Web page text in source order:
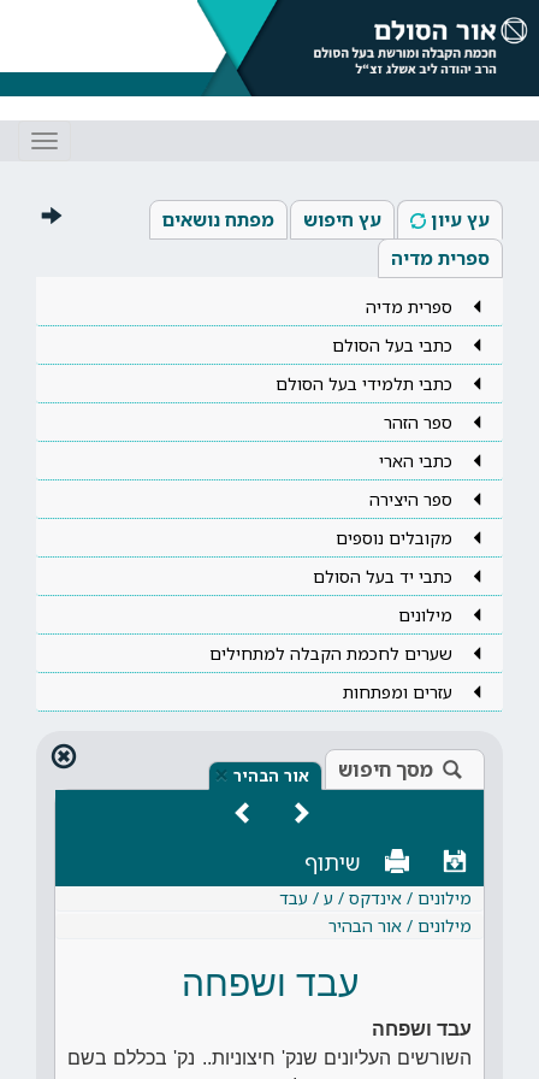
עץ עיון עץ חיפוש
מפתח נושאים
ספרית מדיה
ספרית מדיה
כתבי בעל הסולם
כתבי תלמידי בעל הסולם
ספר הזהר
כתבי הארי
ספר היצירה
מקובלים נוספים
כתבי יד בעל הסולם
מילונים
שערים לחכמת הקבלה למתחילים
עזרים ומפתחות
מסך חיפוש אור הבהיר ×
שיתוף
מילונים / אינדקס / ע / עבד
מילונים / אור הבהיר
עבד ושפחה
עבד ושפחה
השורשים העליונים שנק' חיצוניות.. נק' בכללם בשם